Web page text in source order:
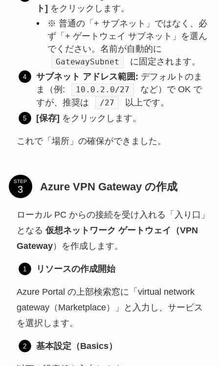
ト] をクリックします。
※ 普通の「+ サブネット」ではなく、必
ず「+ ゲートウェイ サブネット」を選ん
でください。名前が自動的に
GatewaySubnet
に固定されます。
サブネット アドレス範囲: デフォルトのま
ま（例:
10.0.2.0/27
など）で OK で
すが、推奨は
/27
以上です。
[保存] をクリックします。
これで「場所」の確保ができました。
STEP Azure VPN Gateway の作成
ローカル PC からの接続を受け入れる「入り口」
となる 仮想ネットワーク ゲートウェイ（VPN
Gateway）を作成します。
リソースの作成開始
Azure Portal の上部検索窓に「virtual network
gateway（Marketplace）」と入力し、サービス
を選択します。
基本設定（Basics）